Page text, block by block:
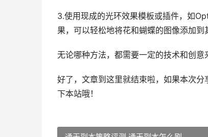
3.使用现成的光环效果模板或插件，如
果，可以轻松地将花和蝴蝶的图像添加到
无论哪种方法，都需要一定的技术和创意
好了，文章到这里就结束啦，如果本次
下本站哦！